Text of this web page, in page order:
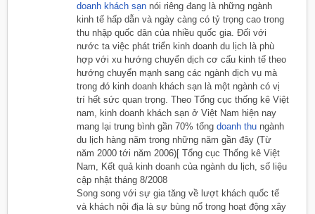
doanh khách sạn nói riêng đang là những ngành
kinh tế hấp dẫn và ngày càng có tỷ trọng cao trong
thu nhập quốc dân của nhiều quốc gia. Đối với
nước ta việc phát triển kinh doanh du lịch là phù
hợp với xu hướng chuyển dịch cơ cấu kinh tế theo
hướng chuyển mạnh sang các ngành dịch vụ mà
trong đó kinh doanh khách sạn là một ngành có vị
trí hết sức quan trọng. Theo Tổng cục thống kê Việt
nam, kinh doanh khách sạn ở Việt Nam hiện nay
mang lại trung bình gần 70% tổng doanh thu ngành
du lịch hàng năm trong những năm gần đây (Từ
năm 2000 tới năm 2006)[ Tổng cục Thống kê Việt
Nam, Kết quả kinh doanh của ngành du lịch, số liệu
cập nhật tháng 8/2008
Song song với sự gia tăng về lượt khách quốc tế
và khách nội địa là sự bùng nổ trong hoạt động xây